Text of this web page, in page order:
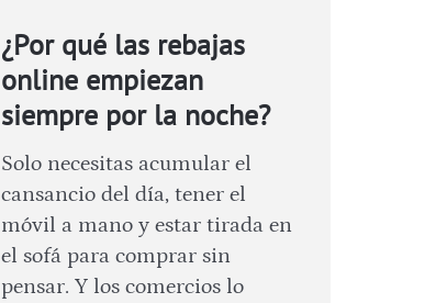
¿Por qué las rebajas
online empiezan
siempre por la noche?
Solo necesitas acumular el
cansancio del día, tener el
móvil a mano y estar tirada en
el sofá para comprar sin
pensar. Y los comercios lo